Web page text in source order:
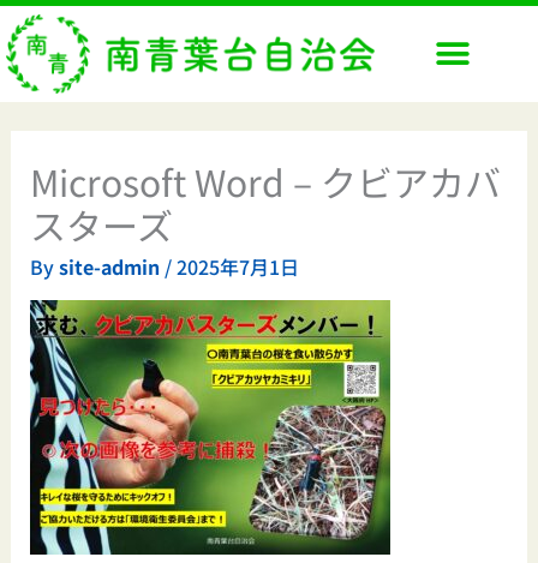
内
容
を
ス
キ
Microsoft Word – クビアカバ
スターズ
Bysite-admin /2025年7月1日